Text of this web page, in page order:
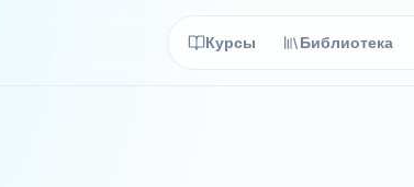
Курсы Библиотека